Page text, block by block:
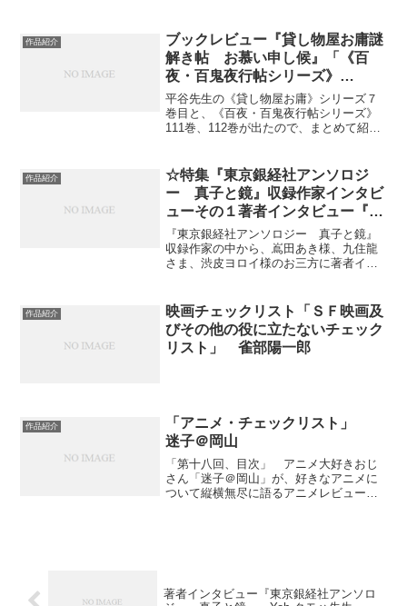
ションに参加している。
作品紹介
ブックレビュー『貸し物屋お庸謎
解き帖 お慕い申し候』「《百
夜・百鬼夜行帖シリーズ》
111,112」 平谷 美樹先生
平谷先生の《貸し物屋お庸》シリーズ７
巻目と、《百夜・百鬼夜行帖シリーズ》
111巻、112巻が出たので、まとめて紹介
作品紹介
☆特集『東京銀経社アンソロジ
ー 真子と鏡』収録作家インタビ
ューその１著者インタビュー『真
子と鏡』 嶌田あき・九住龍・渋
皮ヨロイ
『東京銀経社アンソロジー 真子と鏡』
収録作家の中から、嶌田あき様、九住龍
さま、渋皮ヨロイ様のお三方に著者イン
作品紹介
映画チェックリスト「ＳＦ映画及
びその他の役に立たないチェック
リスト」 雀部陽一郎
作品紹介
「アニメ・チェックリスト」
迷子＠岡山
「第十八回、目次」 アニメ大好きおじ
さん「迷子＠岡山」が、好きなアニメに
ついて縦横無尽に語るアニメレビュー十
著者インタビュー『東京銀経社アンソロ